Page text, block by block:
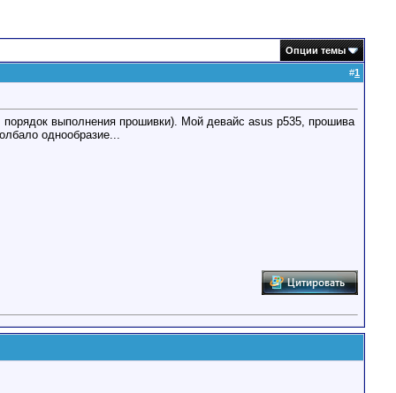
Опции темы
#1
выполнения прошивки). Мой девайс asus p535, прошива
однообразие...